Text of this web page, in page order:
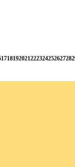
171819202122232425262728